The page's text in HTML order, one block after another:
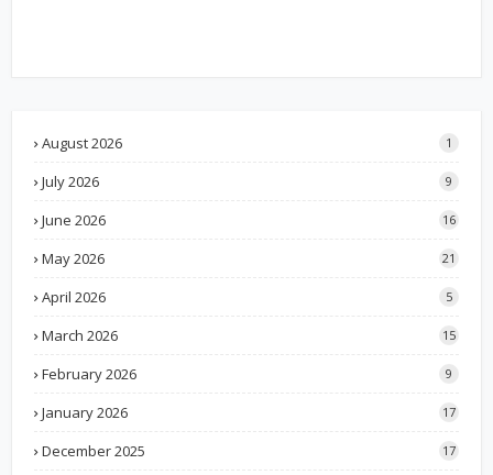
August 2026 1
July 2026 9
June 2026 16
May 2026 21
April 2026 5
March 2026 15
February 2026 9
January 2026 17
December 2025 17